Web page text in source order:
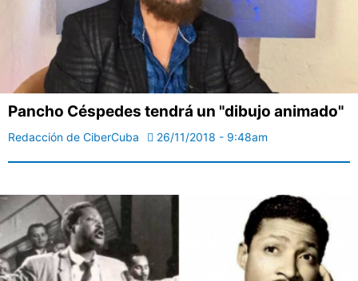
Pancho Céspedes tendrá un "dibujo animado"
Redacción de CiberCuba 26/11/2018 - 9:48am